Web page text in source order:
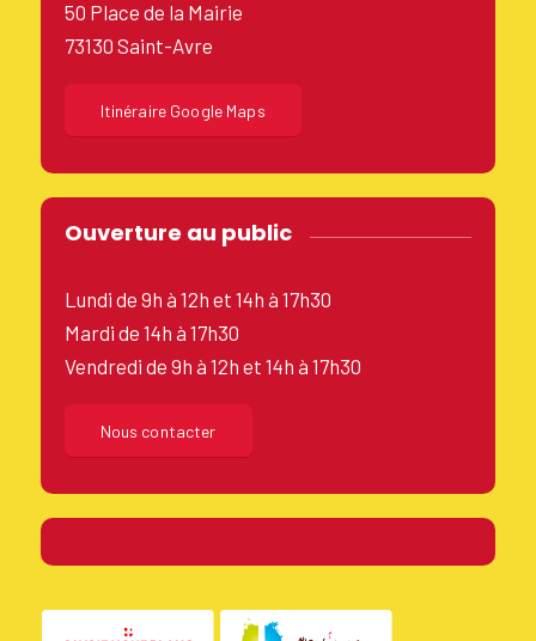
50 Place de la Mairie
73130 Saint-Avre
Itinéraire Google Maps
Ouverture au public
Lundi de 9h à 12h et 14h à 17h30
Mardi de 14h à 17h30
Vendredi de 9h à 12h et 14h à 17h30
Nous contacter